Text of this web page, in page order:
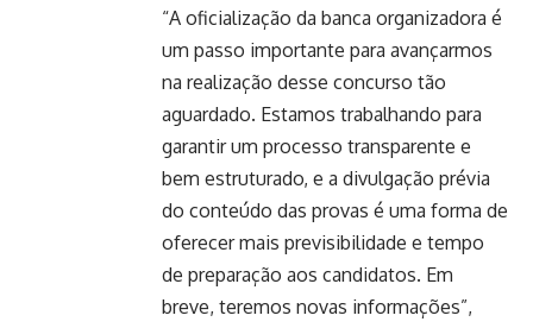
“A oficialização da banca organizadora é
um passo importante para avançarmos
na realização desse concurso tão
aguardado. Estamos trabalhando para
garantir um processo transparente e
bem estruturado, e a divulgação prévia
do conteúdo das provas é uma forma de
oferecer mais previsibilidade e tempo
de preparação aos candidatos. Em
breve, teremos novas informações”,